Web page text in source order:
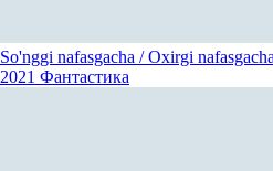
So'nggi nafasgacha / Oxirgi
2021 Фантастика